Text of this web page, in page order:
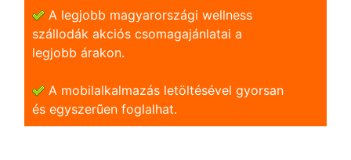
A legjobb magyarországi wellness
szállodák akciós csomagajánlatai a
legjobb árakon.
A mobilalkalmazás letöltésével gyorsan
és egyszerũen foglalhat.